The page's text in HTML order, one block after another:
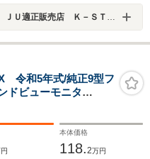
販売店 Ｋ－ＳＴＡＧＥ２７２
令和5年式/純正9型フ
ドビューモニタ
ライドドア/衝突軽減
ーター/タッチパネル
本体価格
118.2万円